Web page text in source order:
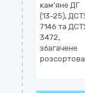
кам'яне ДГ
(13-25),
7146 та
3472,
збагачене